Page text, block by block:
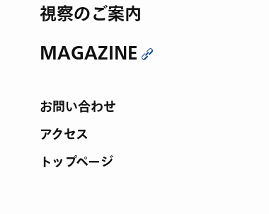
視察のご案内
MAGAZINE
お問い合わせ
アクセス
トップページ